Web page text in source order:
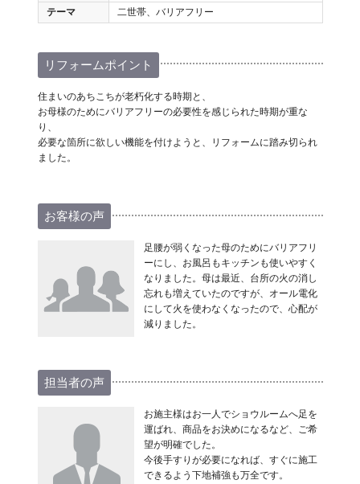
テーマ
二世帯、バリアフリー
リフォームポイント
住まいのあちこちが老朽化する時期と、
お母様のためにバリアフリーの必要性を感じられた時期が重な
り、
必要な箇所に欲しい機能を付けようと、リフォームに踏み切られ
ました。
お客様の声
足腰が弱くなった母のためにバリアフリ
ーにし、お風呂もキッチンも使いやすく
なりました。母は最近、台所の火の消し
忘れも増えていたのですが、オール電化
にして火を使わなくなったので、心配が
減りました。
担当者の声
お施主様はお一人でショウルームへ足を
運ばれ、商品をお決めになるなど、ご希
望が明確でした。
今後手すりが必要になれば、すぐに施工
できるよう下地補強も万全です。